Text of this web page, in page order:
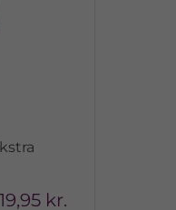
19,95 kr.